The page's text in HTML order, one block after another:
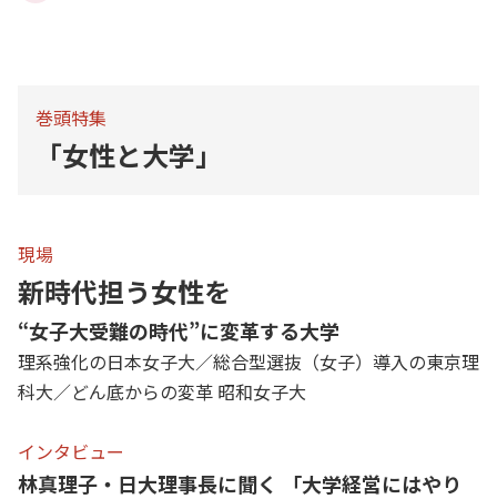
巻頭特集
「女性と大学」
現場
新時代担う女性を
“女子大受難の時代”に変革する大学
理系強化の日本女子大／総合型選抜（女子）導入の東京理
科大／どん底からの変革 昭和女子大
インタビュー
林真理子・日大理事長に聞く 「大学経営にはやり